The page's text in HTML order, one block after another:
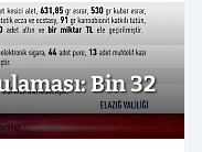
Bin 32